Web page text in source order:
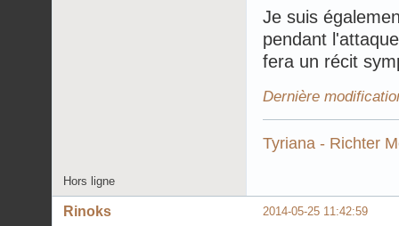
Je suis
pendant
fera un récit
Dernière
Tyriana - Richter
Hors ligne
2014-05-25 11:42:59
Rinoks